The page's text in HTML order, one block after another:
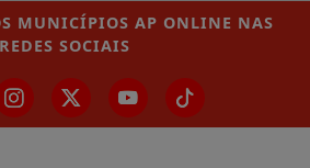
MUNICÍPIOS AP ONLINE NAS
REDES SOCIAIS